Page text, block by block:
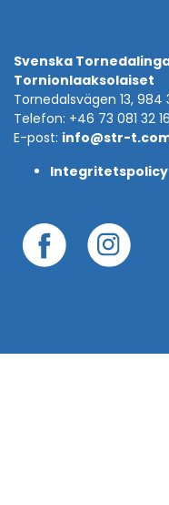
Svenska
Tornionlaaksolaiset
Tornedalsvägen 13, 984
Telefon: +46 73 081 32 16
E-post: info@str-
Integritetspolicy